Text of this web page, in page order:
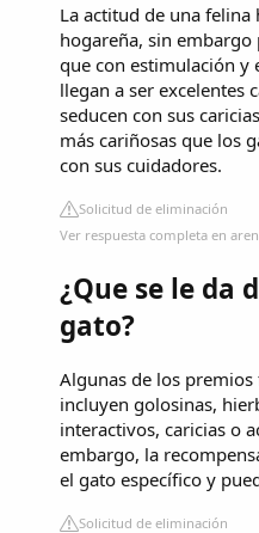
La actitud de una felina
hogareña, sin
que con estimulación
llegan a ser excelentes
seducen con sus
más cariñosas que los
con sus cuidadores.
Solicitud de eliminación
Ver respuesta completa en
¿Que se le da
gato?
Algunas de los
incluyen golosinas,
interactivos, caricias o
embargo, la
el gato específico y
Solicitud de eliminación